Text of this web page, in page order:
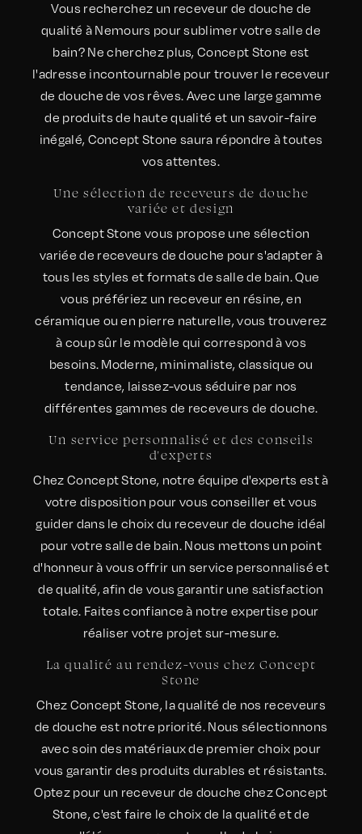
Vous recherchez un receveur de douche de
qualité à Nemours pour sublimer votre salle de
bain? Ne cherchez plus, Concept Stone est
l'adresse incontournable pour trouver le receveur
de douche de vos rêves. Avec une large gamme
de produits de haute qualité et un savoir-faire
inégalé, Concept Stone saura répondre à toutes
vos attentes.
Une sélection de receveurs de douche
variée et design
Concept Stone vous propose une sélection
variée de receveurs de douche pour s'adapter à
tous les styles et formats de salle de bain. Que
vous préfériez un receveur en résine, en
céramique ou en pierre naturelle, vous trouverez
à coup sûr le modèle qui correspond à vos
besoins. Moderne, minimaliste, classique ou
tendance, laissez-vous séduire par nos
différentes gammes de receveurs de douche.
Un service personnalisé et des conseils
d'experts
Chez Concept Stone, notre équipe d'experts est à
votre disposition pour vous conseiller et vous
guider dans le choix du receveur de douche idéal
pour votre salle de bain. Nous mettons un point
d'honneur à vous offrir un service personnalisé et
de qualité, afin de vous garantir une satisfaction
totale. Faites confiance à notre expertise pour
réaliser votre projet sur-mesure.
La qualité au rendez-vous chez Concept
Stone
Chez Concept Stone, la qualité de nos receveurs
de douche est notre priorité. Nous sélectionnons
avec soin des matériaux de premier choix pour
vous garantir des produits durables et résistants.
Optez pour un receveur de douche chez Concept
Stone, c'est faire le choix de la qualité et de